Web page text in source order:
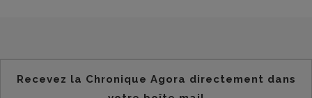
Recevez la Chronique Agora directement dans